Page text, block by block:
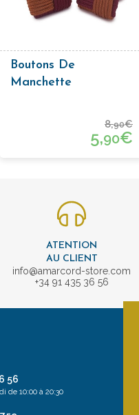
Boutons De
Manchette
8,90€
5,90€
ATENTION
AU CLIENT
info@amarcord-store.com
+34 91 435 36 56
56
de 10:00 à 20:30